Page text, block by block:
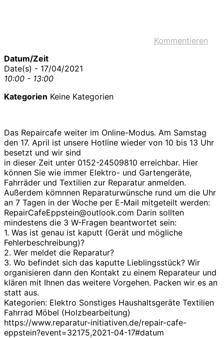
Kommentieren
Datum/Zeit
Date(s) - 17/04/2021
10:00 - 13:00
Kategorien Keine Kategorien
Das Repaircafe weiter im Online-Modus. Am Samstag
den 17. April ist unsere Hotline wieder von 10 bis 13 Uhr
besetzt und wir sind
in dieser Zeit unter 0152-24509810 erreichbar. Hier
können Sie wie immer Elektro- und Gartengeräte,
Fahrräder und Textilien zur Reparatur anmelden.
Außerdem kömnnen Reparaturwünsche rund um die Uhr
an 7 Tagen in der Woche per E-Mail mitgeteilt werden:
RepairCafeEppstein@outlook.com Darin sollten
mindestens die 3 W-Fragen beantwortet sein:
1. Was ist genau ist kaputt (Gerät und mögliche
Fehlerbeschreibung)?
2. Wer meldet die Reparatur?
3. Wo befindet sich das kaputte Lieblingsstück? Wir
organisieren dann den Kontakt zu einem Reparateur und
klären mit Ihnen das weitere Vorgehen. Packen wir es an
statt aus.
Kategorien: Elektro Sonstiges Haushaltsgeräte Textilien
Fahrrad Möbel (Holzbearbeitung)
https://www.reparatur-initiativen.de/repair-cafe-
eppstein?event=32175,2021-04-17#datum